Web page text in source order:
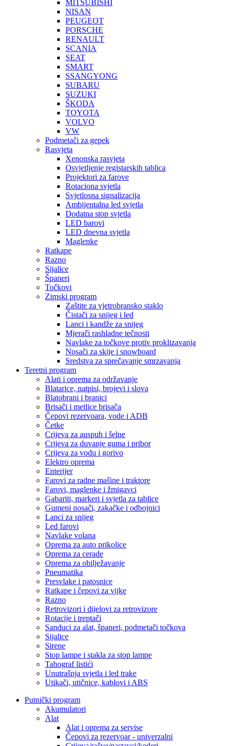
MITSUBISHI
NISAN
PEUGEOT
PORSCHE
RENAULT
SCANIA
SEAT
SMART
SSANGYONG
SUBARU
SUZUKI
ŠKODA
TOYOTA
VOLVO
VW
Podmetači za gepek
Rasvjeta
Xenonska rasvjeta
Osvjetljenje registarskih tablica
Projektori za farove
Rotaciona svjetla
Svjetlosna signalizacija
Ambijentalna led svjetla
Dodatna stop svjetla
LED barovi
LED dnevna svjetla
Maglenke
Ratkape
Razno
Sijalice
Španeri
Točkovi
Zimski program
Zaštite za vjetrobransko staklo
Čistači za snijeg i led
Lanci i kandže za snijeg
Mjerači rashladne tečnosti
Navlake za točkove protiv proklizavanja
Nosači za skije i snowboard
Sredstva za sprečavanje smrzavanja
Teretni program
Alati i oprema za održavanje
Blatarice, natpisi, brojevi i slova
Blatobrani i branici
Brisači i metlice brisača
Čepovi rezervoara, vode i ADB
Četke
Crijeva za auspuh i šelne
Crijeva za duvanje guma i pribor
Crijeva za vodu i gorivo
Elektro oprema
Enterijer
Farovi za radne mašine i traktore
Farovi, maglenke i žmigavci
Gabariti, markeri i svjetla za tablice
Gumeni nosači, zakačke i odbojnici
Lanci za snijeg
Led farovi
Navlake volana
Oprema za auto prikolice
Oprema za cerade
Oprema za obilježavanje
Pneumatika
Presvlake i patosnice
Ratkape i čepovi za vijke
Razno
Retrovizori i dijelovi za retrovizore
Rotacije i treptači
Sanduci za alat, španeri, podmetači točkova
Sijalice
Sirene
Stop lampe i stakla za stop lampe
Tahograf listići
Unutrašnja svjetla i led trake
Utikači, utičnice, kablovi i ABS
Putnički program
Akumulatori
Alat
Alat i oprema za servise
Čepovi za rezervoar - univerzalni